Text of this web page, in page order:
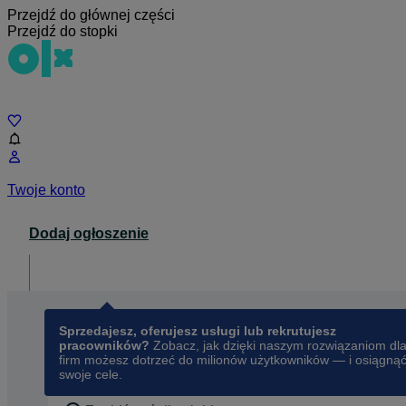
Przejdź do głównej części
Przejdź do stopki
Twoje konto
Dodaj ogłoszenie
Sprzedajesz, oferujesz usługi lub rekrutujesz
pracowników? Zobacz, jak dzięki naszym rozwiązaniom dla
firm możesz dotrzeć do milionów użytkowników — i osiągnąć
swoje cele.